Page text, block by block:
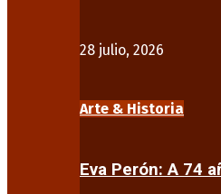
28 julio, 2026
Arte & Historia
Eva Perón: A 74